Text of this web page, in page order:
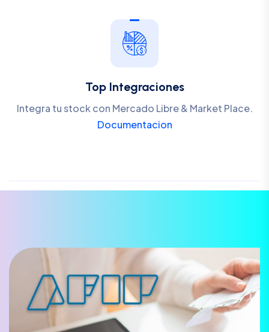
Top Integraciones
Integra tu stock con Mercado Libre & Market Place.
Documentacion